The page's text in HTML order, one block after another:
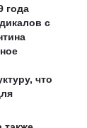
года
с
что